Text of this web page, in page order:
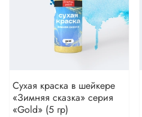
Сухая краска в шейкере
«Зимняя сказка» серия
«Gold» (5 гр)